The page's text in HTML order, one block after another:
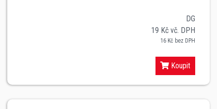
DG
19 Kč vč. DPH
16 Kč bez DPH
Koupit